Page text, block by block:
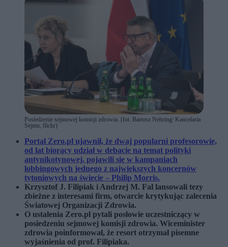
Posiedzenie sejmowej komisji zdrowia. (fot. Bartosz Nehring/ Kancelaria
Sejmu, flickr)
Portal Zero.pl ujawnił, że dwaj popularni profesorowie,
od lat biorący udział w debacie na temat polityki
antynikotynowej, pojawili się w kampaniach
lobbingowych jednego z największych koncernów
tytoniowych na świecie – Philip Morris.
Krzysztof J. Filipiak i Andrzej M. Fal lansowali tezy
zbieżne z interesami firm, otwarcie krytykując zalecenia
Światowej Organizacji Zdrowia.
O ustalenia Zero.pl pytali posłowie uczestniczący w
posiedzeniu sejmowej komisji zdrowia. Wiceminister
zdrowia poinformował, że resort otrzymał pisemne
wyjaśnienia od prof. Filipiaka.